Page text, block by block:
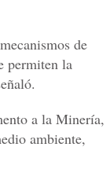
de
permiten la
a la Minería,
ambiente,